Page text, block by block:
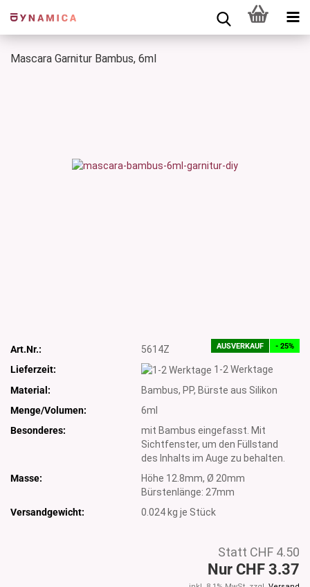
Mascara Garnitur Bambus, 6ml
AUSVERKAUF - 25%
Art.Nr.:
5614Z
Lieferzeit:
1-2 Werktage
Material:
Bambus, PP, Bürste aus Silikon
Menge/Volumen:
6ml
Besonderes:
mit Bambus eingefasst. Mit
Sichtfenster, um den Füllstand
des Inhalts im Auge zu behalten.
Masse:
Höhe 12.8mm, Ø 20mm
Bürstenlänge: 27mm
Versandgewicht:
0.024 kg je Stück
Statt CHF 4.50
Nur CHF 3.37